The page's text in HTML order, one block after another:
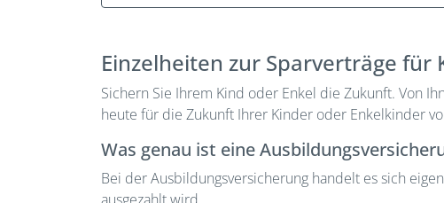
Einzelheiten zur Sparverträge für
Sichern Sie Ihrem Kind oder Enkel die Zukunft. Von
heute für die Zukunft Ihrer Kinder oder Enkelkinder
Was genau ist eine
Bei der Ausbildungsversicherung handelt es sich